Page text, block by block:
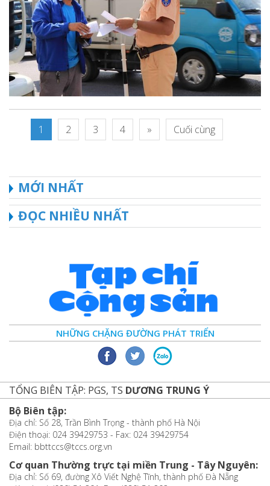
1 2 3 4 » Cuối cùng
MỚI NHẤT
ĐỌC NHIỀU NHẤT
NHỮNG CHẶNG ĐƯỜNG PHÁT TRIỂN
TỔNG BIÊN TẬP: PGS, TS DƯƠNG TRUNG Ý
Bộ Biên tập:
Địa chỉ: Số 28, Trần Bình Trọng - thành phố Hà Nội
Điện thoại: 024 39429753 - Fax: 024 39429754
Email: bbttccs@tccs.org.vn
Cơ quan Thường trực tại miền Trung - Tây Nguyên:
Địa chỉ: Số 69, đường Xô Viết Nghệ Tĩnh, thành phố Đà Nẵng